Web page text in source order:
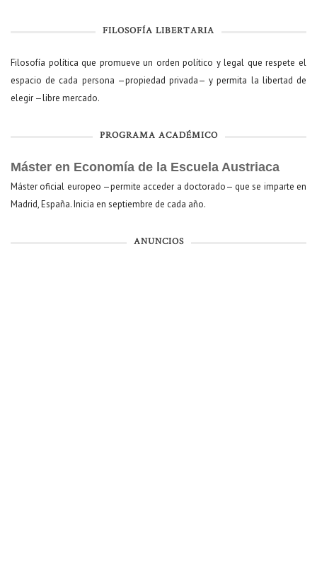
FILOSOFÍA LIBERTARIA
Filosofía política que promueve un orden político y legal que respete el
espacio de cada persona —propiedad privada— y permita la libertad de
elegir —libre mercado.
PROGRAMA ACADÉMICO
Máster en Economía de la Escuela Austriaca
Máster oficial europeo —permite acceder a doctorado— que se imparte en
Madrid, España. Inicia en septiembre de cada año.
ANUNCIOS